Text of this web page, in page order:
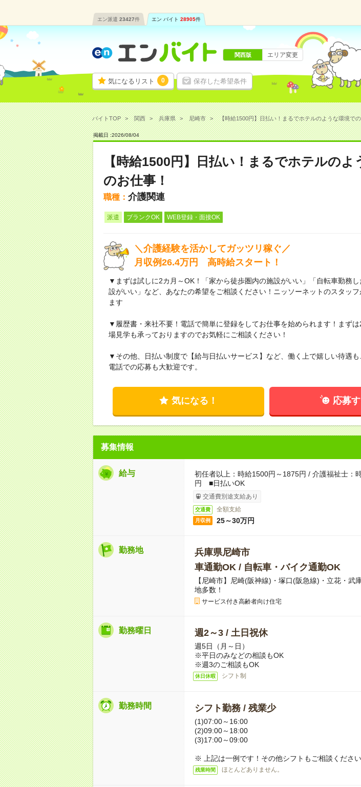
エン派遣 23427件 エン バイト 28905件
気になるリスト 0 保存した希望条件
関西版 エリア変更
バイトTOP 関西 兵庫県 尼崎市 【時給1500円】日払い！まるでホテルのような環境で
掲載日 :2026/08/04
【時給1500円】日払い！まるでホテルのよ
のお仕事！
職種： 介護関連
派遣 ブランクOK WEB登録・面接OK
＼介護経験を活かしてガッツリ稼ぐ／
月収例26.4万円 高時給スタート！
▼まずは試しに2カ月～OK！「家から徒歩圏内の施設がいい」「自転車勤務
設がいい」など、あなたの希望をご相談ください！ニッソーネットのスタッ
ます
▼履歴書・来社不要！電話で簡単に登録をしてお仕事を始められます！まず
場見学も承っておりますのでお気軽にご相談ください！
▼その他、日払い制度で【給与日払いサービス】など、働く上で嬉しい待遇も
電話での応募も大歓迎です。
気になる！ 応募
募集情報
給与
初任者以上：時給1500円～1875円 / 介護福祉士：
円 ■日払いOK
交通費別途支給あり
交通費 全額支給
月収例 25～30万円
勤務地
兵庫県尼崎市
車通勤OK / 自転車・バイク通勤OK
【尼崎市】尼崎(阪神線)・塚口(阪急線)・立花・武
地多数！
サービス付き高齢者向け住宅
勤務曜日 週2～3 / 土日祝休
週5日（月～日）
※平日のみなどの相談もOK
※週3のご相談もOK
休日休暇 シフト制
勤務時間 シフト勤務 / 残業少
(1)07:00～16:00
(2)09:00～18:00
(3)17:00～09:00
※ 上記は一例です！その他シフトもご相談ください
残業時間 ほとんどありません。